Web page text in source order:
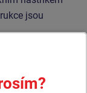
jsou
a jsou
materiál je